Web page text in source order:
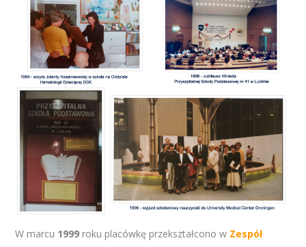
W marcu 1999 roku placówkę przekształcono w Zespół